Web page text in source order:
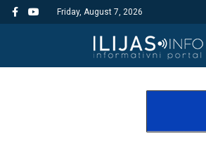
Friday, August 7, 2026